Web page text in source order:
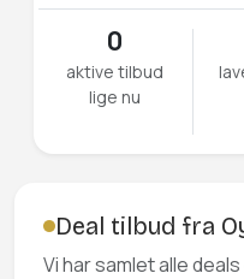
0
aktive tilbud
lige nu
Deal tilbud fra
Vi har samlet alle